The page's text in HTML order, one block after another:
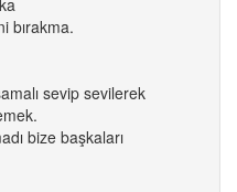
bırakma.
sevip sevilerek
bize başkaları